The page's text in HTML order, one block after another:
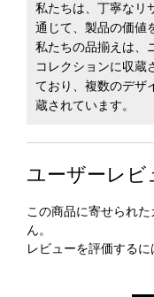
私たちは、丁寧なリ
通じて、製品の価値
私たちの品揃えは、
コレクションに収蔵
ており、複数のデザ
蔵されています。
ユーザーレビ
この商品に寄せられ
ん。
レビューを評価するに